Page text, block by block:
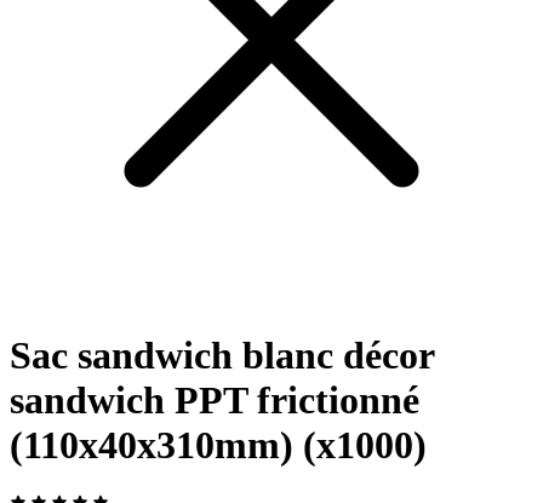
Sac sandwich blanc décor
sandwich PPT frictionné
(110x40x310mm) (x1000)